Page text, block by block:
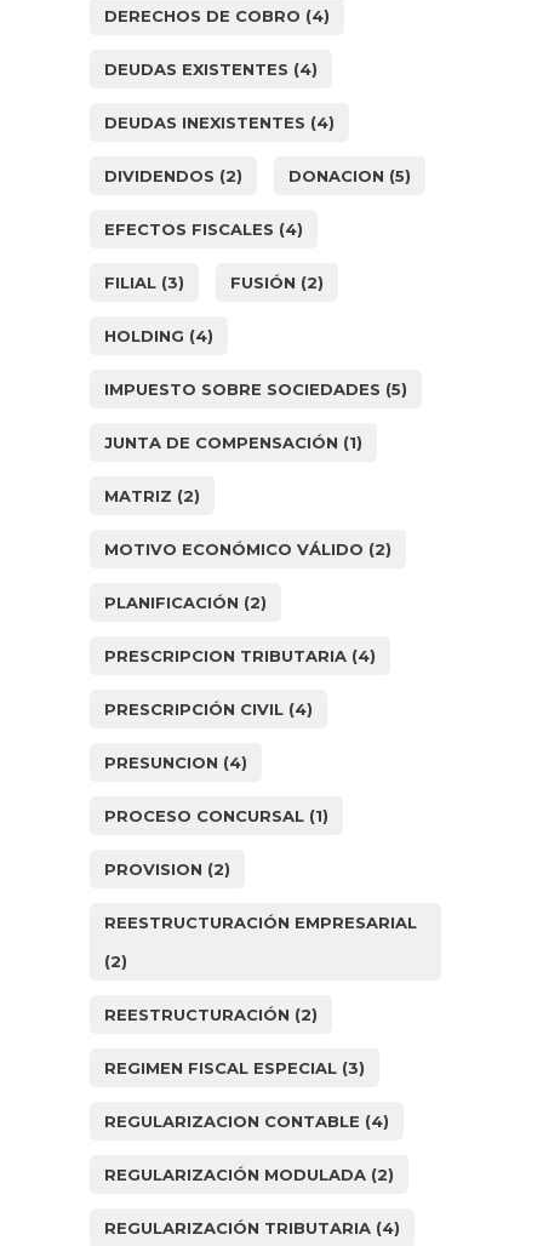
DERECHOS DE COBRO (4)
DEUDAS EXISTENTES (4)
DEUDAS INEXISTENTES (4)
DIVIDENDOS (2) DONACION (5)
EFECTOS FISCALES (4)
FILIAL (3) FUSIÓN (2)
HOLDING (4)
IMPUESTO SOBRE SOCIEDADES (5)
JUNTA DE COMPENSACIÓN (1)
MATRIZ (2)
MOTIVO ECONÓMICO VÁLIDO (2)
PLANIFICACIÓN (2)
PRESCRIPCION TRIBUTARIA (4)
PRESCRIPCIÓN CIVIL (4)
PRESUNCION (4)
PROCESO CONCURSAL (1)
PROVISION (2)
REESTRUCTURACIÓN EMPRESARIAL
(2)
REESTRUCTURACIÓN (2)
REGIMEN FISCAL ESPECIAL (3)
REGULARIZACION CONTABLE (4)
REGULARIZACIÓN MODULADA (2)
REGULARIZACIÓN TRIBUTARIA (4)